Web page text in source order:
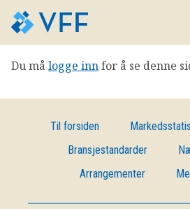
TIL FORSIDEN
MARKEDSSTATISTIKK
Du må logge innfor å se denne
Til forsiden
Bransjestandarder
Arrangementer